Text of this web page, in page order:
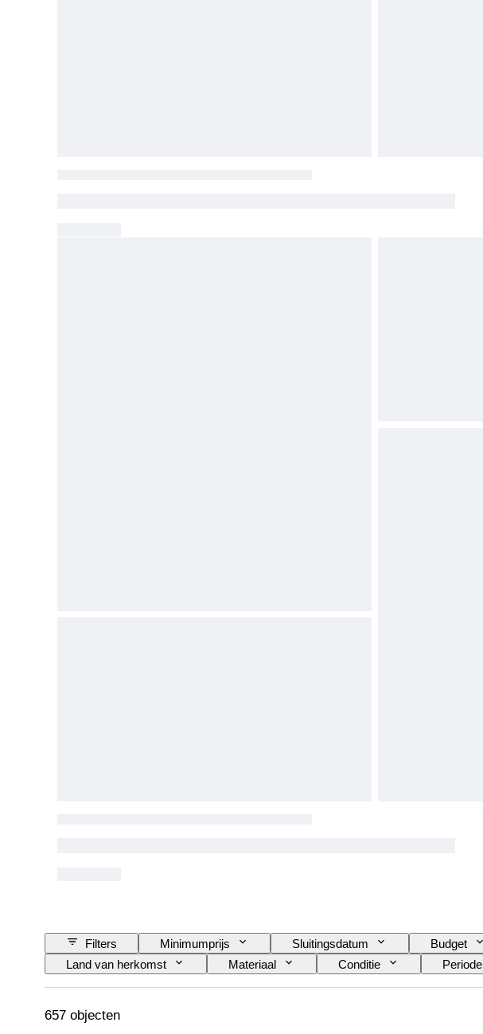
Filters Minimumprijs Sluitingsdatum Budget
Land van herkomst
Materiaal Conditie Periode
Oplage
Taal Kleur Origineel / Replica
657 objecten